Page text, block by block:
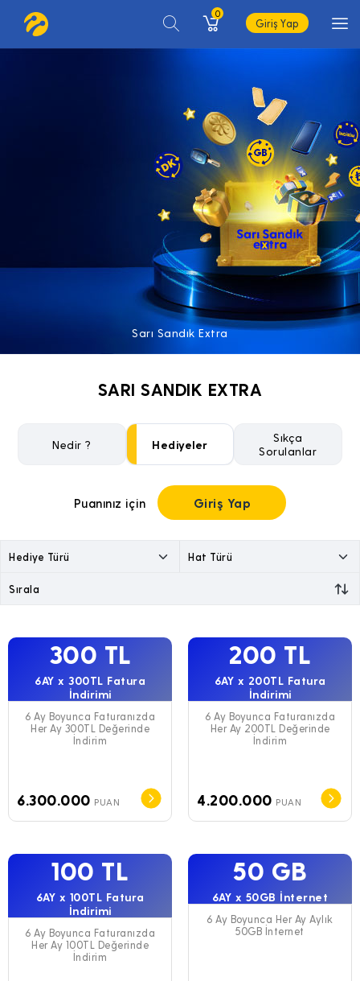
0
Giriş Yap
Sarı Sandık Extra
SARI SANDIK EXTRA
Nedir ? Hediyeler
Sıkça
Sorulanlar
Puanınız için Giriş Yap
300 TL
6AY x 300TL Fatura
İndirimi
6 Ay Boyunca Faturanızda
Her Ay 300TL Değerinde
İndirim
6.300.000 PUAN
200 TL
6AY x 200TL Fatura
İndirimi
6 Ay Boyunca Faturanızda
Her Ay 200TL Değerinde
İndirim
4.200.000 PUAN
100 TL
6AY x 100TL Fatura
İndirimi
6 Ay Boyunca Faturanızda
Her Ay 100TL Değerinde
İndirim
50 GB
6AY x 50GB İnternet
6 Ay Boyunca Her Ay Aylık
50GB İnternet